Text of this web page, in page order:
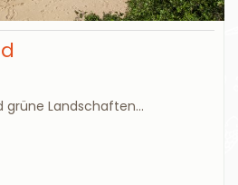
grüne Landschaften...